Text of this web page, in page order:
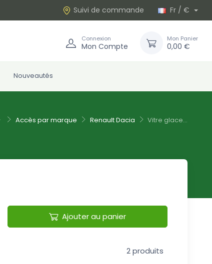
Suivi de commande Fr / €
Connexion
Mon Compte
Mon Panier
0,00 €
Nouveautés
Accès par marque Renault Dacia Vitre glace...
Ajouter au panier
2 produits